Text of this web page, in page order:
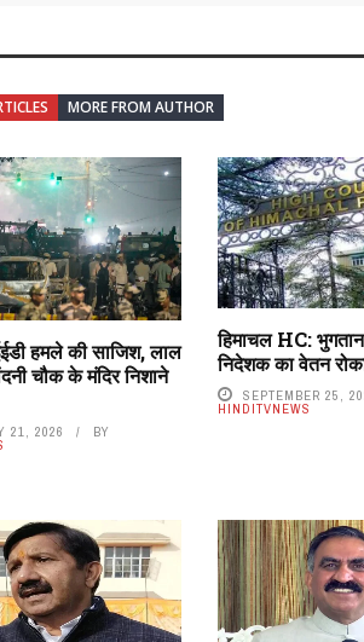
MORE FROM AUTHOR
हमले की साजिश, लाल
चौक के मंदिर निशाने
21, 2026 BY
हिमाचल HC: भुगतान
निदेशक का वेतन
SEPTEMBER 25,
HINDITVNEWS